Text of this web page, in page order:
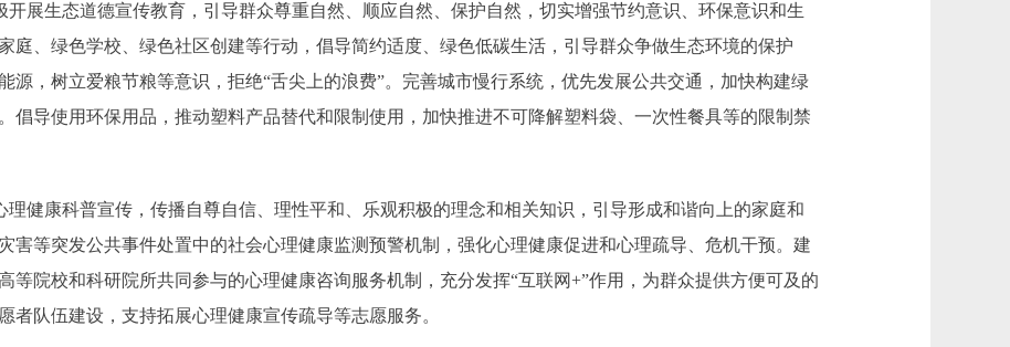
生态道德宣传教育，引导群众尊重自然、顺应自然、保护自然，切实增强节约意识、环保意识和生
庭、绿色学校、绿色社区创建等行动，倡导简约适度、绿色低碳生活，引导群众争做生态环境的保护
源，树立爱粮节粮等意识，拒绝“舌尖上的浪费”。完善城市慢行系统，优先发展公共交通，加快构建绿
倡导使用环保用品，推动塑料产品替代和限制使用，加快推进不可降解塑料袋、一次性餐具等的限制禁
康科普宣传，传播自尊自信、理性平和、乐观积极的理念和相关知识，引导形成和谐向上的家庭和
害等突发公共事件处置中的社会心理健康监测预警机制，强化心理健康促进和心理疏导、危机干预。建
等院校和科研院所共同参与的心理健康咨询服务机制，充分发挥“互联网+”作用，为群众提供方便可及的
者队伍建设，支持拓展心理健康宣传疏导等志愿服务。